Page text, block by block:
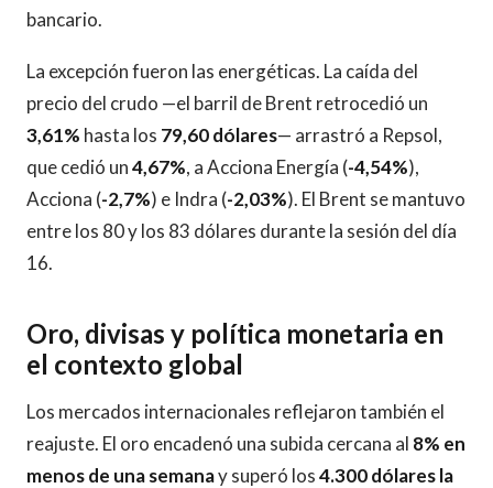
bancario.
La excepción fueron las energéticas. La caída del
precio del crudo —el barril de Brent retrocedió un
3,61% hasta los 79,60 dólares— arrastró a Repsol,
que cedió un4,67%, a Acciona Energía (-4,54%),
Acciona (-2,7%) e Indra (-2,03%). El Brent se mantuvo
entre los 80 y los 83 dólares durante la sesión del día
16.
Oro, divisas y política monetaria en
el contexto global
Los mercados internacionales reflejaron también el
reajuste. El oro encadenó una subida cercana al 8% en
menos de una semanay superó los4.300 dólares la